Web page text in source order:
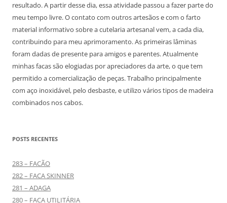
resultado. A partir desse dia, essa atividade passou a fazer parte do
meu tempo livre. O contato com outros artesãos e com o farto
material informativo sobre a cutelaria artesanal vem, a cada dia,
contribuindo para meu aprimoramento. As primeiras lâminas
foram dadas de presente para amigos e parentes. Atualmente
minhas facas são elogiadas por apreciadores da arte, o que tem
permitido a comercialização de peças. Trabalho principalmente
com aço inoxidável, pelo desbaste, e utilizo vários tipos de madeira
combinados nos cabos.
POSTS RECENTES
283 – FACÃO
282 – FACA SKINNER
281 – ADAGA
280 – FACA UTILITÁRIA